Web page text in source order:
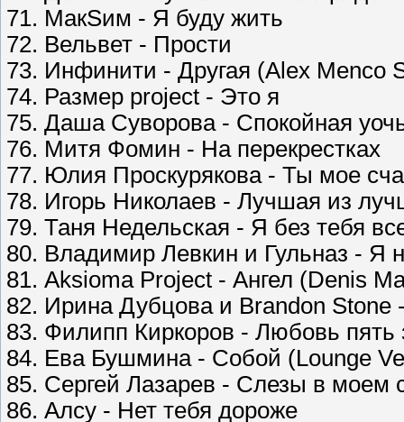
71. МакSим - Я буду жить
72. Вельвет - Прости
73. Инфинити - Другая (Alex Menco
74. Размер project - Это я
75. Даша Суворова - Спокойная
76. Митя Фомин - На перекрестках
77. Юлия Проскурякова - Ты мое
78. Игорь Николаев - Лучшая из
79. Таня Недельская - Я без тебя
80. Владимир Левкин и Гульназ - Я
81. Aksioma Project - Ангел (Denis
82. Ирина Дубцова и Brandon Stone
83. Филипп Киркоров - Любовь пять
84. Ева Бушмина - Собой (Lounge
85. Сергей Лазарев - Слезы в моем
86. Алсу - Нет тебя дороже